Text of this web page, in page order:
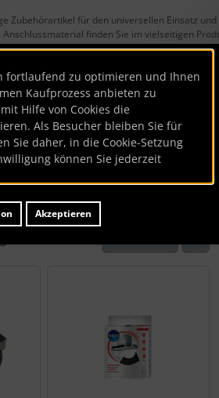
Zubehörartikel für den universellen Einsatz
finden Sie im vielseitigen
nachfolgenden Artikel umsortieren
fortlaufend zu optimieren und Ihnen
Kaufprozess anbieten zu
Hilfe von Cookies die
Als Besucher bleiben Sie für
Sie daher, in die Cookie-Setzung
können Sie jederzeit
Akzeptieren